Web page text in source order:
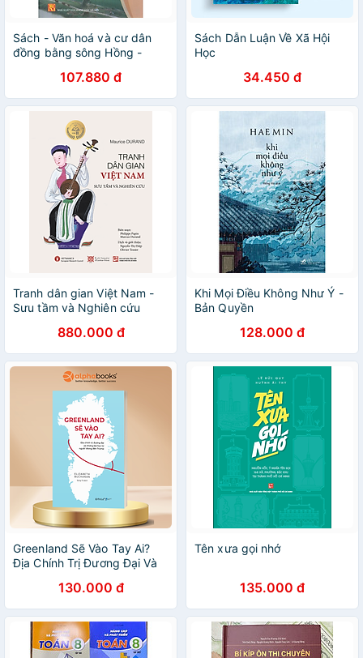
Sách - Văn hoá và cư dân
đồng bằng sông Hồng -
107.880 đ
Sách Dẫn Luận Về Xã Hội
Học
34.450 đ
Tranh dân gian Việt Nam -
Sưu tầm và Nghiên cứu
880.000 đ
Khi Mọi Điều Không Như Ý -
Bản Quyền
128.000 đ
Greenland Sẽ Vào Tay Ai?
Địa Chính Trị Đương Đại Và
Viking Đến Trump -
Elizabeth Buchanan -
Omega Plus
130.000 đ
Tên xưa gọi nhớ
135.000 đ